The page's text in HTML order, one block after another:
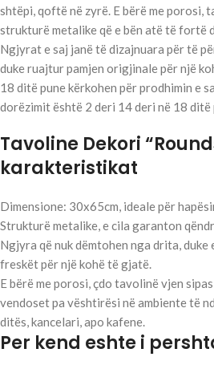
shtëpi, qoftë në zyrë. E bërë me porosi,
strukturë metalike që e bën atë të fortë
Ngjyrat e saj janë të dizajnuara për të
duke ruajtur pamjen origjinale për një
18 ditë pune kërkohen për prodhimin e
dorëzimit është 2 deri 14 deri në 18 ditë
Tavoline Dekori
karakteristikat
Dimensione: 30x65cm, ideale për
Strukturë metalike, e cila garanton
Ngjyra që nuk dëmtohen nga drita,
freskët për një kohë të gjatë.
E bërë me porosi, çdo tavolinë vjen
vendoset pa vështirësi në ambiente të
ditës, kancelari, apo kafene.
Per kend eshte i